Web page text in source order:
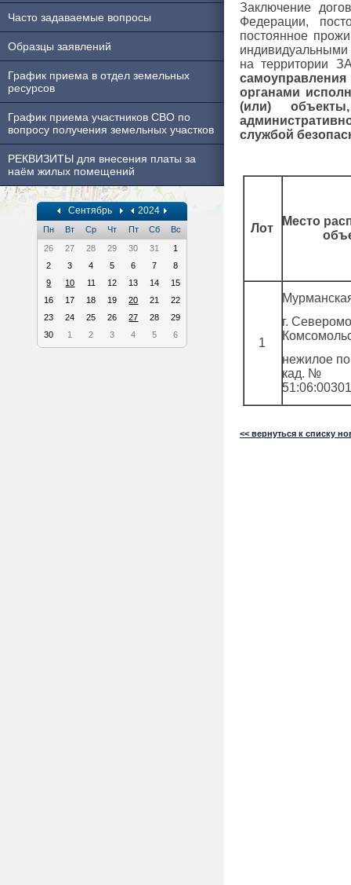
Часто задаваемые вопросы
Образцы заявлений
График приема в отдел земельных
ресурсов
График приема участников СВО по
вопросу получения земельных участков
РЕКВИЗИТЫ для внесения платы за
наём жилых помещений
Сентябрь 2024
Пн Вт Ср Чт Пт Сб
Вс
26
27 28 29 30 31
1
2
3 4 5 6 7
8
9
10 11 12 13 14
15
16
17 18 19 20 21
22
23
24 25 26 27 28
29
30
1 2 3 4 5 6
Заключение
Федерации,
постоянное
на территории
органами
(или)
службой
Лот
Место
1
г.
нежилое
кад. №
<< вернуться к списку